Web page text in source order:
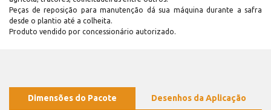
Peças de reposição para manutenção dá sua máquina durante a safra
desde o plantio até a colheita.
Produto vendido por concessionário autorizado.
Dimensões do Pacote Desenhos da Aplicação